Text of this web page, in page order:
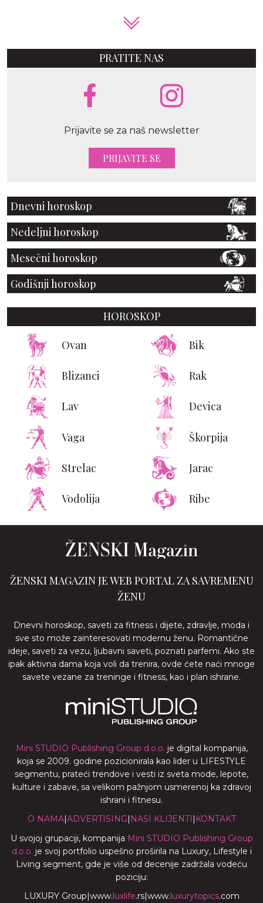
PRATITE NAS
Prijavite se za naš newsletter
PRIJAVITE SE
Dnevni horoskop
Nedeljni horoskop
Mesečni horoskop
Godišnji horoskop
HOROSKOP
Ovan Bik
Blizanci Rak
Lav Devica
Vaga Škorpija
Strelac Jarac
Vodolija Ribe
ŽENSKI MAGAZIN JE WEB PORTAL ZA SAVREMENU
ŽENU
Dnevni horoskop, saveti za fitness i dijete, zdravlje, moda i
sve sto može zainteresovati modernu ženu. Romantične
ideje, saveti za vezu, ljubavni saveti, poznati parfemi. Ako ste
ipak aktivna dama koja voli da trenira, ovde ćete naći mnoge
savete vezane za treninge i fitness, kao i plan ishrane.
Mini STUDIO Publishing Group d.o.o. je digital kompanija,
koja se 2009. godine pozicionirala kao lider u LIFESTYLE
segmentu, prateći trendove i vesti iz sveta mode, lepote,
kulture i zabave, sa velikom pažnjom usmerenoj ka zdravoj
ishrani i fitnesu.
O NAMA| ADVERTISING NASI KLIJENTI
KONTAKT
U svojoj grupaciji, kompanija Mini STUDIO Publishing Group
d.o.o. je svoj portfolio uspešno proširila na Luxury, Lifestyle i
Living segment, gde je više od decenije zadržala vodeću
poziciju:
LUXURY Group www. luxlife.rs| www. luxurytopics.com